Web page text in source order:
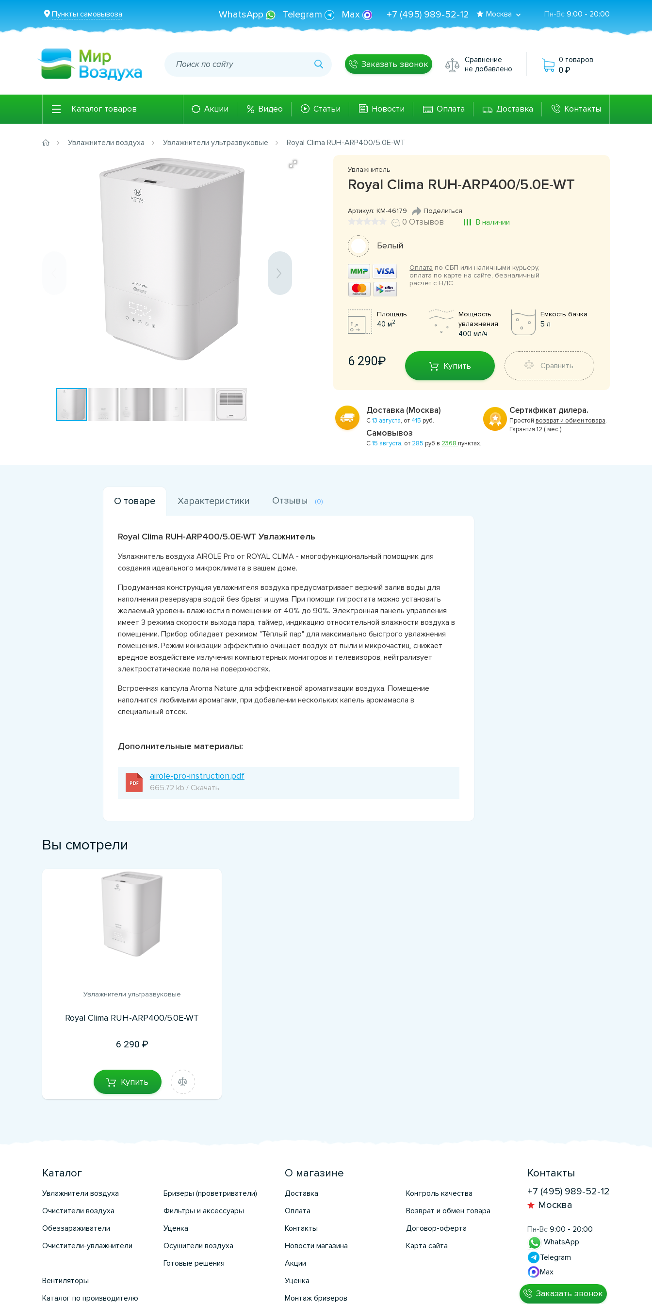
Пункты самовывоза Пн-Вс 9:00 - 20:00
Москва
+7 (495) 989-52-12
WhatsApp Telegram Max
Заказать звонок
Сравнение
не добавлено
0 товаров
0
Каталог товаров Акции Видео Статьи Новости Оплата Доставка Контакты
Увлажнители воздуха Увлажнители ультразвуковые Royal Clima RUH-ARP400/5.0E-WT
Увлажнитель
Royal Clima RUH-ARP400/5.0E-WT
Артикул: КМ-46179 Поделиться
0 Отзывов В наличии
Белый
Оплата по СБП или наличными курьеру,
оплата по карте на сайте, безналичный
расчет с НДС.
Площадь
40 м2
Мощность
увлажнения
400 мл/ч
Емкость бачка
5 л
6 290 Купить Сравнить
Доставка (Москва)
С13 августа, от 415 руб.
Самовывоз
С15 августа, от 285 руб в 2368 пунктах.
Сертификат дилера.
Простой возврат и обмен товара.
Гарантия 12 ( мес.)
О товаре Характеристики Отзывы (0)
Royal Clima RUH-ARP400/5.0E-WT Увлажнитель
Увлажнитель воздуха AIROLE Pro от ROYAL CLIMA - многофункциональный помощник для
создания идеального микроклимата в вашем доме.
Продуманная конструкция увлажнителя воздуха предусматривает верхний залив воды для
наполнения резервуара водой без брызг и шума. При помощи гигростата можно установить
желаемый уровень влажности в помещении от 40% до 90%. Электронная панель управления
имеет 3 режима скорости выхода пара, таймер, индикацию относительной влажности воздуха в
помещении. Прибор обладает режимом "Тёплый пар" для максимально быстрого увлажнения
помещения. Режим ионизации эффективно очищает воздух от пыли и микрочастиц, снижает
вредное воздействие излучения компьютерных мониторов и телевизоров, нейтрализует
электростатические поля на поверхностях.
Встроенная капсула Aroma Nature для эффективной ароматизации воздуха. Помещение
наполнится любимыми ароматами, при добавлении нескольких капель аромамасла в
специальный отсек.
Дополнительные материалы:
airole-pro-instruction.pdf
665.72 kb / Скачать
Вы смотрели
Увлажнители ультразвуковые
Royal Clima RUH-ARP400/5.0E-WT
6 290
Купить
Каталог
Увлажнители воздуха
Очистители воздуха
Обеззараживатели
Очистители-увлажнители
Бризеры (проветриватели)
Фильтры и аксессуары
Уценка
Осушители воздуха
Готовые решения
Вентиляторы
Каталог по производителю
О магазине
Доставка
Оплата
Контакты
Новости магазина
Акции
Уценка
Монтаж бризеров
Контроль качества
Возврат и обмен товара
Договор-оферта
Карта сайта
Контакты
+7 (495) 989-52-12
Москва
Пн-Вс 9:00 - 20:00
WhatsApp
Telegram
Max
Заказать звонок